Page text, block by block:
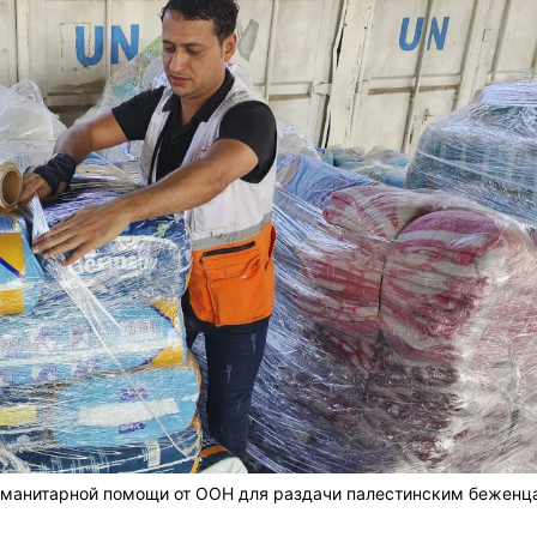
помощи от ООН для раздачи палестинским